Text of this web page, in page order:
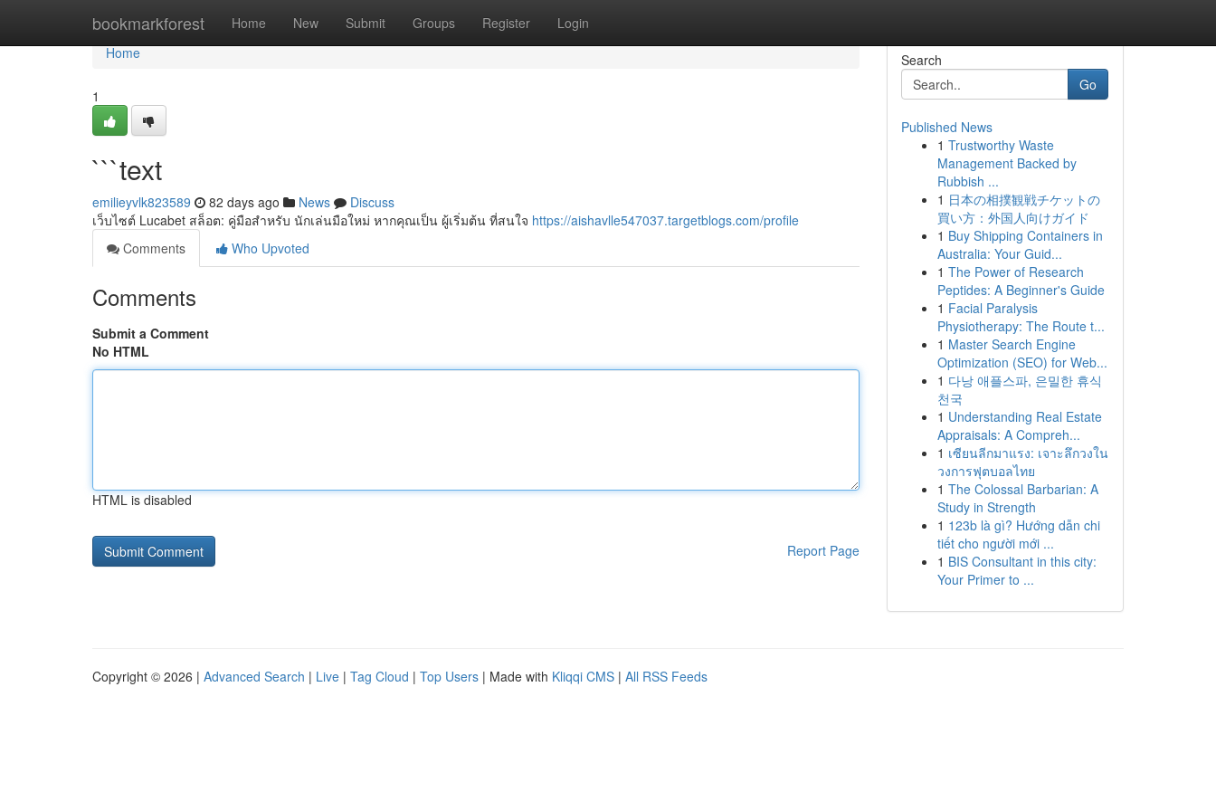
bookmarkforest Home New Submit Groups Register Login
Home
Home
1
```text
emilieyvlk823589 82 days ago News
Discuss
เว็บไซต์ Lucabet สล็อต: คู่มือสำหรับ นักเล่นมือใหม่ หากคุณเป็น ผู้เริ่มต้น ที่สนใจ https://aishavlle547037.targetblogs.com/profile
Comments
Who Upvoted
Comments
Submit a Comment
No HTML
HTML is disabled
Report Page
Search
Go
Published News
1 Trustworthy Waste
Management Backed by
Rubbish ...
1 日本の相撲観戦チケットの
買い方：外国人向けガイド
1 Buy Shipping Containers in
Australia: Your Guid...
1 The Power of Research
Peptides: A Beginner's Guide
1 Facial Paralysis
Physiotherapy: The Route t...
1 Master Search Engine
Optimization (SEO) for Web...
1 다낭 애플스파, 은밀한 휴식
천국
1 Understanding Real Estate
Appraisals: A Compreh...
1 เซียนลีกมาแรง: เจาะลึกวงใน
วงการฟุตบอลไทย
1 The Colossal Barbarian: A
Study in Strength
1 123b là gì? Hướng dẫn chi
tiết cho người mới ...
1 BIS Consultant in this city:
Your Primer to ...
Copyright © 2026 | Advanced Search | Live | Tag Cloud | Top Users | Made with Kliqqi CMS | All RSS Feeds